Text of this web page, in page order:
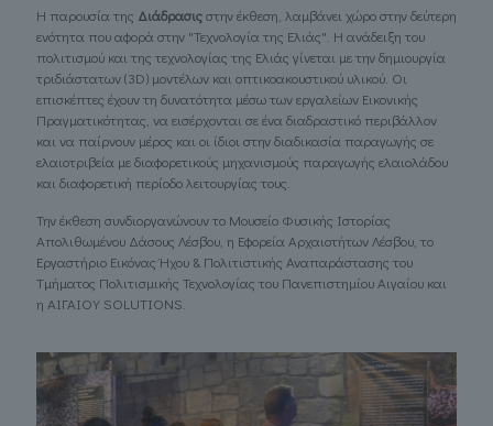
Η παρουσία της Διάδρασιςστην έκθεση, λαμβάνει χώρο στην δεύτερη
ενότητα που αφορά στην "Τεχνολογία της Ελιάς". Η ανάδειξη του
πολιτισμού και της τεχνολογίας της Ελιάς γίνεται με την δημιουργία
τριδιάστατων (3D) μοντέλων και οπτικοακουστικού υλικού. Οι
επισκέπτες έχουν τη δυνατότητα μέσω των εργαλείων Εικονικής
Πραγματικότητας, να εισέρχονται σε ένα διαδραστικό περιβάλλον
και να παίρνουν μέρος και οι ίδιοι στην διαδικασία παραγωγής σε
ελαιοτριβεία με διαφορετικούς μηχανισμούς παραγωγής ελαιολάδου
και διαφορετική περίοδο λειτουργίας τους.
Την έκθεση συνδιοργανώνουν το Μουσείο Φυσικής Ιστορίας
Απολιθωμένου Δάσους Λέσβου, η Εφορεία Αρχαιοτήτων Λέσβου, το
Εργαστήριο Εικόνας Ήχου & Πολιτιστικής Αναπαράστασης του
Τμήματος Πολιτισμικής Τεχνολογίας του Πανεπιστημίου Αιγαίου και
η ΑΙΓΑΙΟΥ SOLUTIONS.